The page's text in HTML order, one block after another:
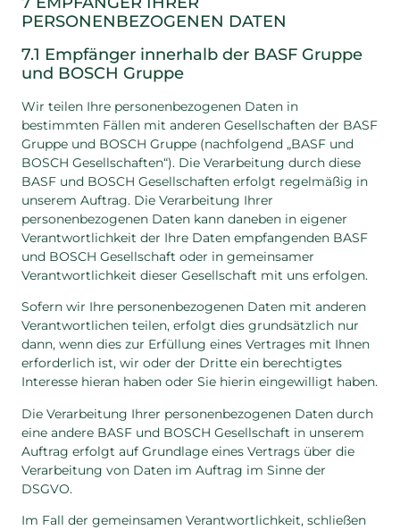
PERSONENBEZOGENEN DATEN
7.1 Empfänger innerhalb der BASF Gruppe
und BOSCH Gruppe
Wir teilen Ihre personenbezogenen Daten in
bestimmten Fällen mit anderen Gesellschaften der BASF
Gruppe und BOSCH Gruppe (nachfolgend „BASF und
BOSCH Gesellschaften“). Die Verarbeitung durch diese
BASF und BOSCH Gesellschaften erfolgt regelmäßig in
unserem Auftrag. Die Verarbeitung Ihrer
personenbezogenen Daten kann daneben in eigener
Verantwortlichkeit der Ihre Daten empfangenden BASF
und BOSCH Gesellschaft oder in gemeinsamer
Verantwortlichkeit dieser Gesellschaft mit uns erfolgen.
Sofern wir Ihre personenbezogenen Daten mit anderen
Verantwortlichen teilen, erfolgt dies grundsätzlich nur
dann, wenn dies zur Erfüllung eines Vertrages mit Ihnen
erforderlich ist, wir oder der Dritte ein berechtigtes
Interesse hieran haben oder Sie hierin eingewilligt haben.
Die Verarbeitung Ihrer personenbezogenen Daten durch
eine andere BASF und BOSCH Gesellschaft in unserem
Auftrag erfolgt auf Grundlage eines Vertrags über die
Verarbeitung von Daten im Auftrag im Sinne der
DSGVO.
Im Fall der gemeinsamen Verantwortlichkeit, schließen